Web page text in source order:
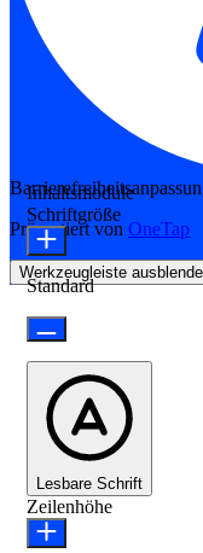
Präsentiert von OneTap
Werkzeugleiste
Inhaltsmodule
Schriftgröße
Standard
Lesbare Schrift
Zeilenhöhe